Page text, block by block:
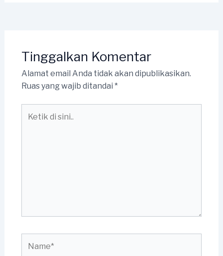
Tinggalkan Komentar
Alamat email Anda tidak akan dipublikasikan.
Ruas yang wajib ditandai *